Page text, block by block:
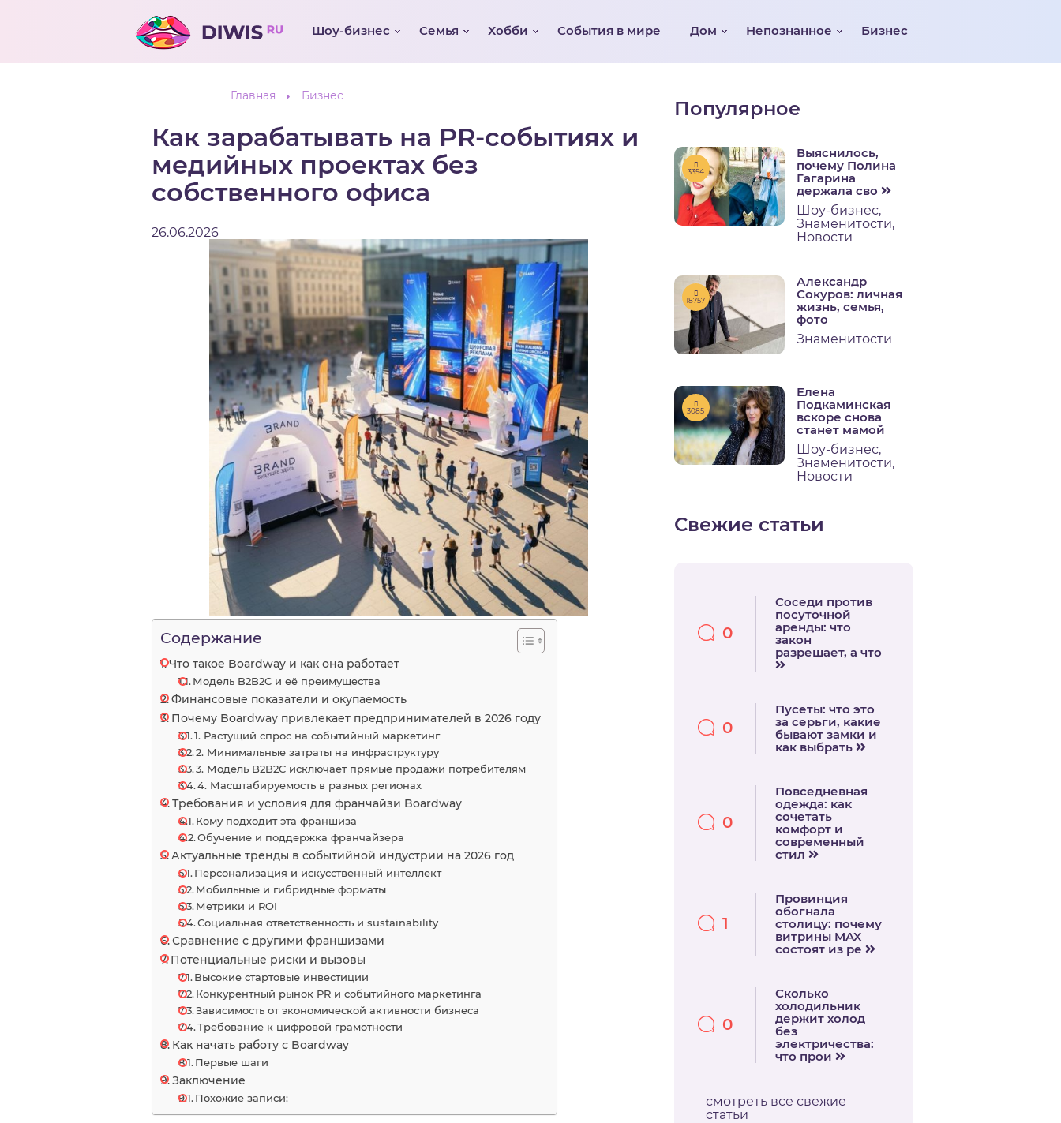
Шоу-бизнес Семья Хобби События в мире Дом Непознанное Бизнес
Главная Бизнес
Как зарабатывать на PR-событиях и
медийных проектах без
собственного офиса
26.06.2026
Содержание
Что такое Boardway и как она работает
Модель B2B2C и её преимущества
Финансовые показатели и окупаемость
Почему Boardway привлекает предпринимателей в 2026 году
1. Растущий спрос на событийный маркетинг
2. Минимальные затраты на инфраструктуру
3. Модель B2B2C исключает прямые продажи потребителям
4. Масштабируемость в разных регионах
Требования и условия для франчайзи Boardway
Кому подходит эта франшиза
Обучение и поддержка франчайзера
Актуальные тренды в событийной индустрии на 2026 год
Персонализация и искусственный интеллект
Мобильные и гибридные форматы
Метрики и ROI
Социальная ответственность и sustainability
Сравнение с другими франшизами
Потенциальные риски и вызовы
Высокие стартовые инвестиции
Конкурентный рынок PR и событийного маркетинга
Зависимость от экономической активности бизнеса
Требование к цифровой грамотности
Как начать работу с Boardway
Первые шаги
Заключение
Похожие записи:
Популярное
3354
Выяснилось,
почему Полина
Гагарина
держала сво
Шоу-бизнес,
Знаменитости,
Новости
18757
Александр
Сокуров: личная
жизнь, семья,
фото
Знаменитости
3085
Елена
Подкаминская
вскоре снова
станет мамой
Шоу-бизнес,
Знаменитости,
Новости
Свежие статьи
0
Соседи против
посуточной
аренды: что
закон
разрешает, а что
0
Пусеты: что это
за серьги, какие
бывают замки и
как выбрать
0
Повседневная
одежда: как
сочетать
комфорт и
современный
стил
1
Провинция
обогнала
столицу: почему
витрины MAX
состоят из ре
0
Сколько
холодильник
держит холод
без
электричества:
что прои
смотреть все свежие
статьи